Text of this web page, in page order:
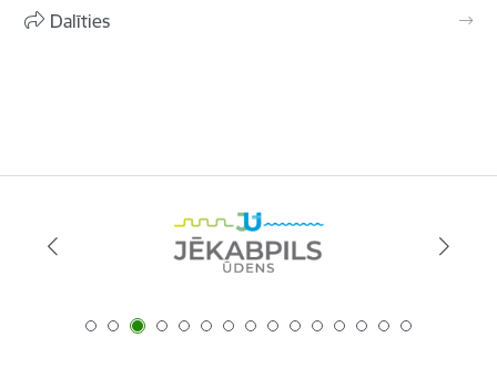
Dalīties